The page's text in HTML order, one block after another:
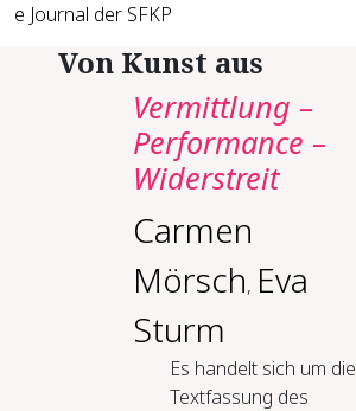
e Journal der SFKP
Von Kunst aus
Ver­mitt­lung –
Per­for­mance –
Wi­der­streit
Carmen
Mörsch, Eva
Sturm
Es handelt sich um die
Textfassung des